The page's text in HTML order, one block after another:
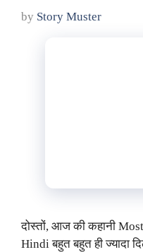
by Story Muster
दोस्तों, आज की कहानी
Hindi बहुत बहुत ही ज्यादा